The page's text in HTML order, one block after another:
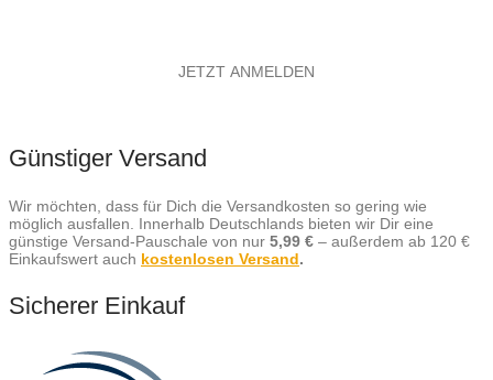
Günstiger Versand
Wir möchten, dass für Dich die Versandkosten so gering wie
möglich ausfallen. Innerhalb Deutschlands bieten wir Dir eine
günstige Versand-Pauschale von nur 5,99 € – außerdem ab 120 €
Einkaufswert auch kostenlosen Versand.
Sicherer Einkauf